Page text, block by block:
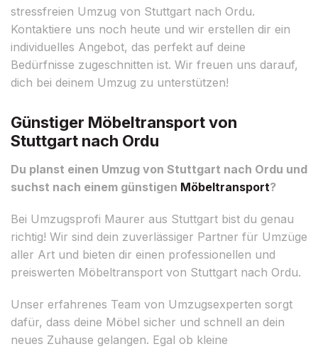
stressfreien Umzug von Stuttgart nach Ordu.
Kontaktiere uns noch heute und wir erstellen dir ein
individuelles Angebot, das perfekt auf deine
Bedürfnisse zugeschnitten ist. Wir freuen uns darauf,
dich bei deinem Umzug zu unterstützen!
Günstiger Möbeltransport von
Stuttgart nach Ordu
Du planst einen Umzug von Stuttgart nach Ordu und
suchst nach einem günstigen Möbeltransport?
Bei Umzugsprofi Maurer aus Stuttgart bist du genau
richtig! Wir sind dein zuverlässiger Partner für Umzüge
aller Art und bieten dir einen professionellen und
preiswerten Möbeltransport von Stuttgart nach Ordu.
Unser erfahrenes Team von Umzugsexperten sorgt
dafür, dass deine Möbel sicher und schnell an dein
neues Zuhause gelangen. Egal ob kleine